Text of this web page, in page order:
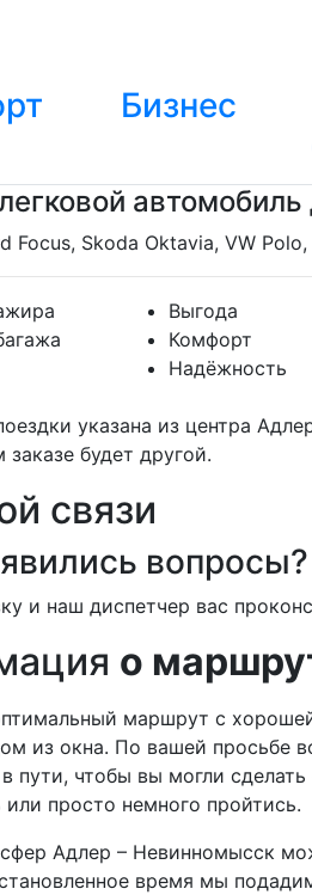
Бизнес
автомобиль
Focus, Skoda Oktavia, VW
Выгода
Комфорт
Надёжность
указана из центра
будет другой.
связи
вопросы?
и наш диспетчер вас
о
маршрут с
из окна. По вашей просьбе
пути, чтобы вы могли
или просто немного пройтись.
Адлер – Невинномысск
время мы